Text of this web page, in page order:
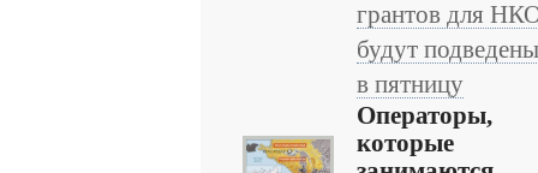
грантов для
будут подведены
в пятницу
Операторы,
которые